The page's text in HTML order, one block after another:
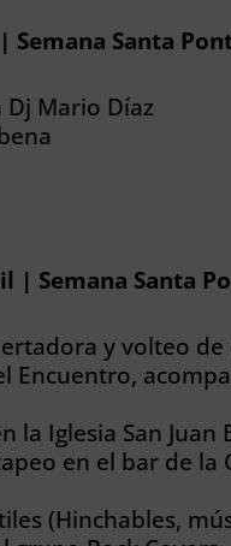
Semana Santa
Mario Díaz
| Semana Santa
y volteo de
Encuentro,
la Iglesia San Juan
en el bar de la
(Hinchables,